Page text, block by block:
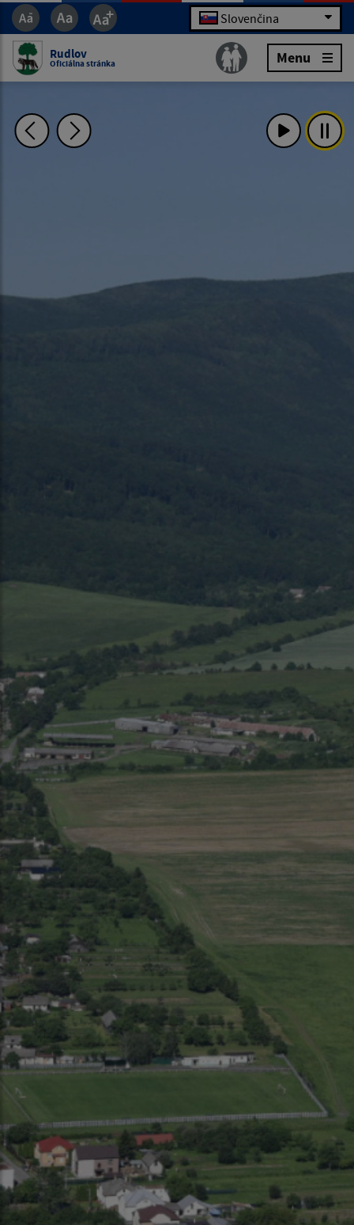
Slovenčina
Rudlov
Oficiálna stránka Menu